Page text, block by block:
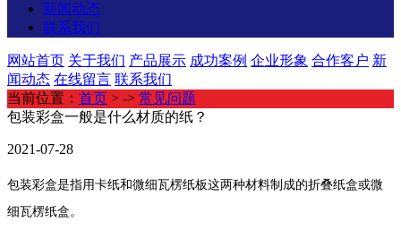
新闻动态
联系我们
网站首页 关于我们 产品展示 成功案例 企业形象 合作客户 新
闻动态 在线留言 联系我们
当前位置： 首页 > -> 常见问题
包装彩盒一般是什么材质的纸？
2021-07-28
包装彩盒是指用卡纸和微细瓦楞纸板这两种材料制成的折叠纸盒或微
细瓦楞纸盒。